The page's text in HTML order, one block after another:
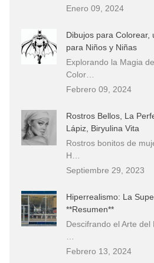
Enero 09, 2024
Dibujos para Colorear,
para Niños y Niñas
Explorando la Magia
Color…
Febrero 09, 2024
Rostros Bellos, La
Lápiz, Biryulina Vita
Rostros bonitos de
H…
Septiembre 29, 2023
Hiperrealismo: La
**Resumen**
Descifrando el Arte
Febrero 13, 2024